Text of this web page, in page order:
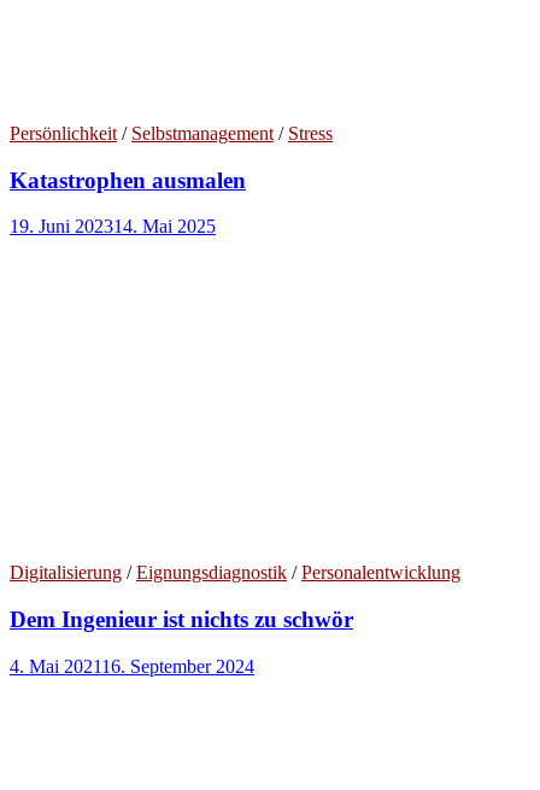
Persönlichkeit / Selbstmanagement / Stress
Katastrophen ausmalen
19. Juni 202314. Mai 2025
Digitalisierung /Eignungsdiagnostik /Personalentwicklung
Dem Ingenieur ist nichts zu schwör
4. Mai 202116. September 2024